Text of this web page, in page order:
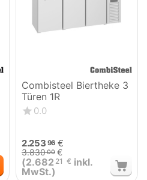
Combisteel Biertheke 3
Türen 1R
0.0
2.253 96 €
3.83000 €
(2.682 21 € inkl.
MwSt.)